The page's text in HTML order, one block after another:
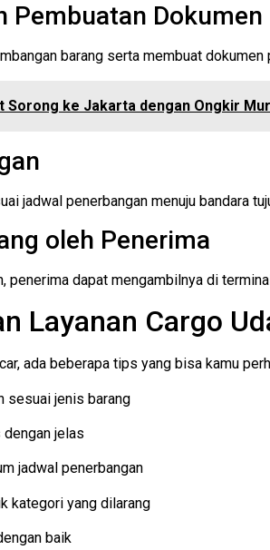
Pembuatan
barang serta membuat
Sorong ke Jakarta dengan Ongkir
jadwal penerbangan menuju bandara
oleh Penerima
penerima dapat mengambilnya di
Layanan Cargo
ada beberapa tips yang bisa kamu
sesuai jenis barang
jelas
jadwal penerbangan
kategori yang dilarang
baik